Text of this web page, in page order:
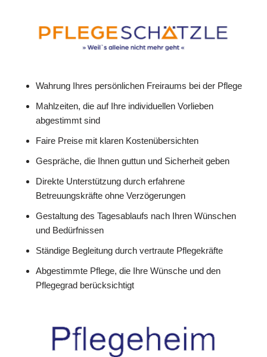
Wahrung Ihres persönlichen Freiraums bei der Pflege
Mahlzeiten, die auf Ihre individuellen Vorlieben
abgestimmt sind
Faire Preise mit klaren Kostenübersichten
Gespräche, die Ihnen guttun und Sicherheit geben
Direkte Unterstützung durch erfahrene
Betreuungskräfte ohne Verzögerungen
Gestaltung des Tagesablaufs nach Ihren Wünschen
und Bedürfnissen
Ständige Begleitung durch vertraute Pflegekräfte
Abgestimmte Pflege, die Ihre Wünsche und den
Pflegegrad berücksichtigt